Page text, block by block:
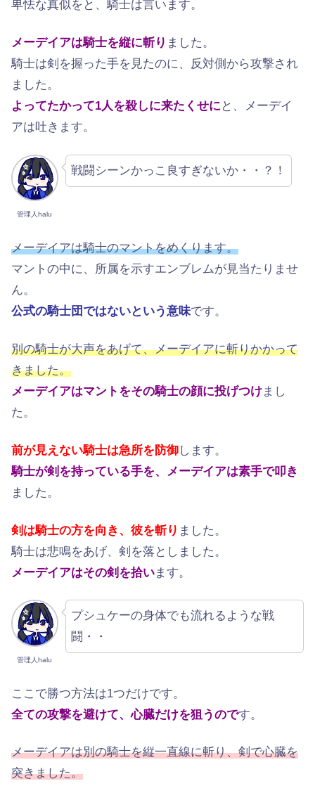
卑怯な真似をと、騎士は言います。
メーデイアは騎士を縦に斬り ました。
騎士は剣を握った手を見たのに、反対側から攻撃され
ました。
よってたかって1人を殺しに来たくせに と、メーデイ
アは吐きます。
管理人halu
戦闘シーンかっこ良すぎないか・・？！
メーデイアは騎士のマントをめくります。
マントの中に、所属を示すエンブレムが見当たりませ
ん。
公式の騎士団ではないという意味です。
別の騎士が大声をあげて、メーデイアに斬りかかって
きました。
メーデイアはマントをその騎士の顔に投げつけまし
た。
前が見えない騎士は急所を防御します。
騎士が剣を持っている手を、メーデイアは素手で叩き
ました。
剣は騎士の方を向き、彼を斬り ました。
騎士は悲鳴をあげ、剣を落としました。
メーデイアはその剣を拾い ます。
管理人halu
プシュケーの身体でも流れるような戦
闘・・
ここで勝つ方法は1つだけです。
全ての攻撃を避けて、心臓だけを狙うのです。
メーデイアは別の騎士を縦一直線に斬り、剣で心臓を
突きました。